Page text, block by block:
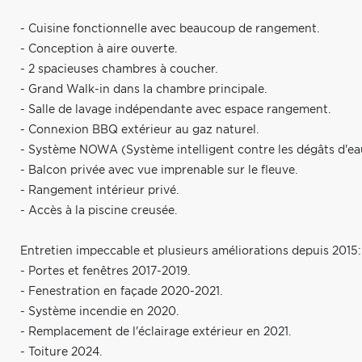
- Cuisine fonctionnelle avec beaucoup de rangement.
- Conception à aire ouverte.
- 2 spacieuses chambres à coucher.
- Grand Walk-in dans la chambre principale.
- Salle de lavage indépendante avec espace rangement.
- Connexion BBQ extérieur au gaz naturel.
- Système NOWA (Système intelligent contre les dégâts
- Balcon privée avec vue imprenable sur le fleuve.
- Rangement intérieur privé.
- Accès à la piscine creusée.
Entretien impeccable et plusieurs améliorations depuis 2015:
- Portes et fenêtres 2017-2019.
- Fenestration en façade 2020-2021.
- Système incendie en 2020.
- Remplacement de l'éclairage extérieur en 2021.
- Toiture 2024.